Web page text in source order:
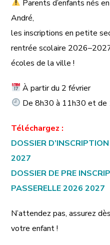
Parents d’enfants nés
André,
lesinscriptions en petite
rentrée scolaire
écoles de la ville !
À partir du 2 février
De 8h30 à 11h30 etde
Téléchargez :
DOSSIER
2027
DOSSIER DE PRE
PASSERELLE 2026 2027
N’attendez pas, assurez
votre enfant !